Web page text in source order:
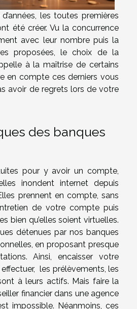
les toutes premières
été créer. Vu la concurrence
avec leur nombre puis la
proposées, le choix de la
à la maîtrise de certains
en compte ces derniers vous
avoir de regrets lors de votre
des banques
pour y avoir un compte,
inondent internet depuis
prennent en compte, sans
de votre compte puis
bien qu’elles soient virtuelles.
détenues par nos banques
en proposant presque
Ainsi, encaisser votre
les prélèvements, les
à leurs actifs. Mais faire la
financier dans une agence
impossible. Néanmoins, ces